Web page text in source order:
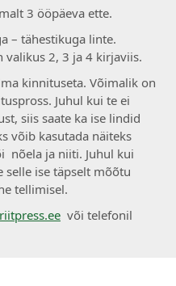
3 ööpäeva ette.
– tähestikuga linte.
valikus 2, 3 ja 4 kirjaviis.
kinnituseta. Võimalik on
Juhul kui te ei
siis saate ka ise lindid
võib kasutada näiteks
nõela ja niiti. Juhul kui
ise täpselt mõõtu
tellimisel.
või telefonil